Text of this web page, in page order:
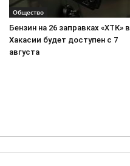
Общество
Бензин на 26 заправках «ХТК» в
Хакасии будет доступен с 7
августа